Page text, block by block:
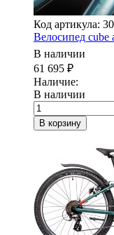
Код артикула:
Велосипед cube
В наличии
61 695 ₽
Наличие:
В наличии
В корзину